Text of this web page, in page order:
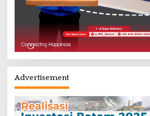
Advertisement